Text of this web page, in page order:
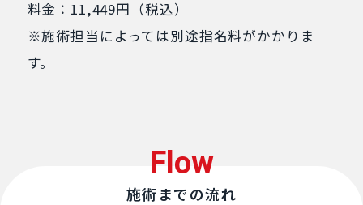
料金：11,449円（税込）
※施術担当によっては別途指名料がかかりま
す。
Flow
施術までの流れ